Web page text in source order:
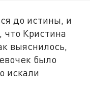
до истины, и
что Кристина
выяснилось,
было
искали